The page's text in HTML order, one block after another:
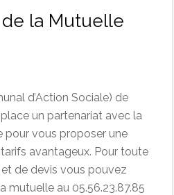
la Mutuelle
d’Action Sociale) de
un partenariat avec la
pour vous proposer une
avantageux. Pour toute
de devis vous pouvez
mutuelle au 05.56.23.87.85